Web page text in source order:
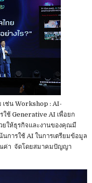
เช่น Workshop : AI-
ใช้ Generative AI เพื่อยก
ยให้ธุรกิจและงานของคุณมี
การใช้ AI ในการเตรียมข้อมูล
ณค่า จัดโดยสมาคมปัญญา